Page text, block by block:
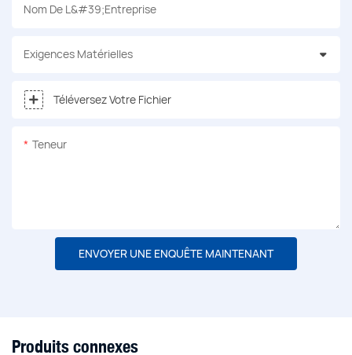
Nom De L&#39;entreprise
Exigences Matérielles
Téléversez Votre Fichier
Teneur
ENVOYER UNE ENQUÊTE MAINTENANT
Produits connexes